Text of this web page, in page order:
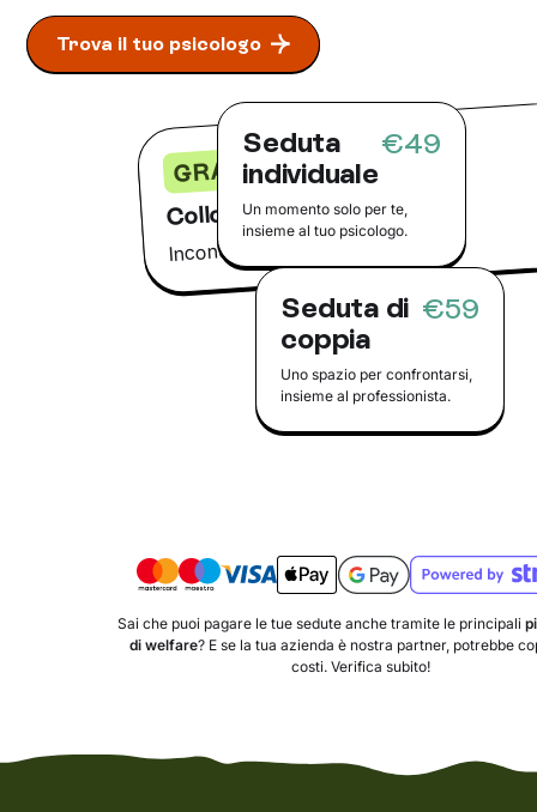
Colloquio conoscitivo
GRATIS
Incontra il tuo psicologo online
Trova il tuo psicologo
Seduta
individuale
€49
Un momento solo per te,
insieme al tuo psicologo.
Seduta di
coppia
€59
Uno spazio per confrontarsi,
insieme al professionista.
Sai che puoi pagare le tue sedute anche tramite le principali
di welfare? E se la tua azienda è nostra partner, potrebbe
costi. Verifica subito!